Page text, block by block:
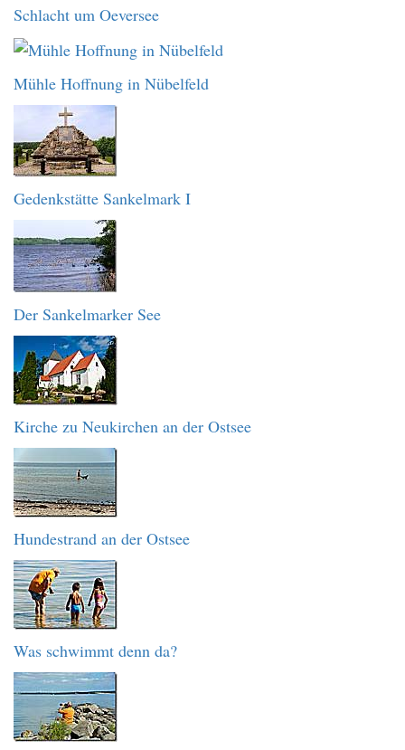
Schlacht um Oeversee
Mühle Hoffnung in Nübelfeld
Gedenkstätte Sankelmark I
Der Sankelmarker See
Kirche zu Neukirchen an der Ostsee
Hundestrand an der Ostsee
Was schwimmt denn da?